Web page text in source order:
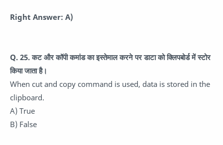
Right Answer: A)
Q. 25. कट और कॉपी कमांड का इस्तेमाल करने पर डाटा को क्लिपबोर्ड में स्टोर
किया जाता है।
When cut and copy command is used, data is stored in the
clipboard.
A) True
B) False